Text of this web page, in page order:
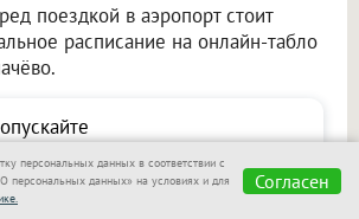
поездкой в аэропорт стоит
расписание на онлайн-табло
— узнавайте
с Om1 в
Подписаться
персональных данных в соответствии с
персональных данных» на условиях и для
Согласен